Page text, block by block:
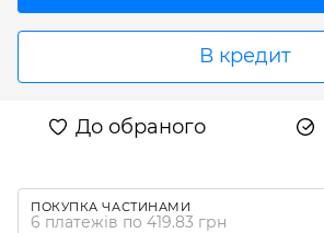
В кредит
До обраного
ПОКУПКА ЧАСТИНАМИ
6 платежів по 419.83 грн